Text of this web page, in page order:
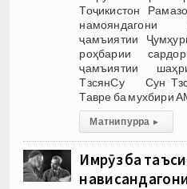
Тоҷикистон
намояндагони
ҷамъиятии
роҳбарии
ҷамъиятии
ТзсянСу Сун
Тавре ба мухбири
Матни пурра ▸
Имрӯз ба